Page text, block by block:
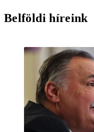
Belföldi híreink